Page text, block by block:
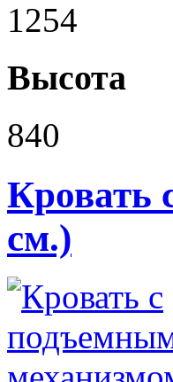
1254
Высота
840
Кровать
см.)